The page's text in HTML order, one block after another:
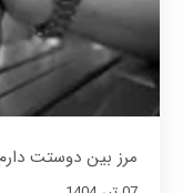
مرز بین دوستت